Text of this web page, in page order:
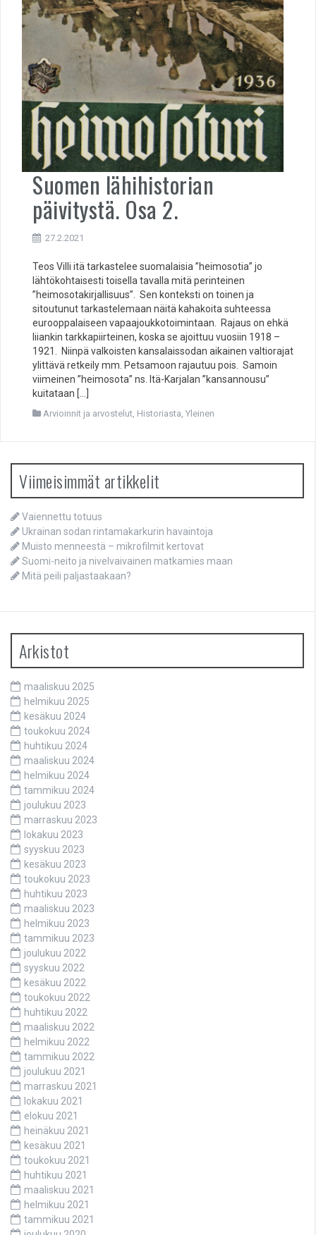
Suomen lähihistorian
päivitystä. Osa 2.
27.2.2021
Teos Villi itä tarkastelee suomalaisia ”heimosotia” jo
lähtökohtaisesti toisella tavalla mitä perinteinen
”heimosotakirjallisuus”. Sen konteksti on toinen ja
sitoutunut tarkastelemaan näitä kahakoita suhteessa
eurooppalaiseen vapaajoukkotoimintaan. Rajaus on ehkä
liiankin tarkkapiirteinen, koska se ajoittuu vuosiin 1918 –
1921. Niinpä valkoisten kansalaissodan aikainen valtiorajat
ylittävä retkeily mm. Petsamoon rajautuu pois. Samoin
viimeinen ”heimosota” ns. Itä-Karjalan ”kansannousu”
kuitataan […]
Arvioinnit ja arvostelut Historiasta Yleinen
Viimeisimmät artikkelit
Vaiennettu totuus
Ukrainan sodan rintamakarkurin havaintoja
Muisto menneestä – mikrofilmit kertovat
Suomi-neito ja nivelvaivainen matkamies maan
Mitä peili paljastaakaan?
Arkistot
maaliskuu 2025
helmikuu 2025
kesäkuu 2024
toukokuu 2024
huhtikuu 2024
maaliskuu 2024
helmikuu 2024
tammikuu 2024
joulukuu 2023
marraskuu 2023
lokakuu 2023
syyskuu 2023
kesäkuu 2023
toukokuu 2023
huhtikuu 2023
maaliskuu 2023
helmikuu 2023
tammikuu 2023
joulukuu 2022
syyskuu 2022
kesäkuu 2022
toukokuu 2022
huhtikuu 2022
maaliskuu 2022
helmikuu 2022
tammikuu 2022
joulukuu 2021
marraskuu 2021
lokakuu 2021
elokuu 2021
heinäkuu 2021
kesäkuu 2021
toukokuu 2021
huhtikuu 2021
maaliskuu 2021
helmikuu 2021
tammikuu 2021